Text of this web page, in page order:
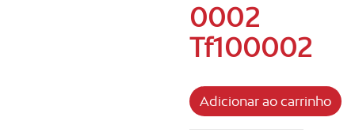
0002
Tf100002